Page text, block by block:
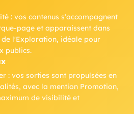
: vos contenus s'accompagnent
page et apparaissent dans
de l'Exploration, idéale pour
publics.
: vos sorties sont propulsées en
avec la mention Promotion,
de visibilité et